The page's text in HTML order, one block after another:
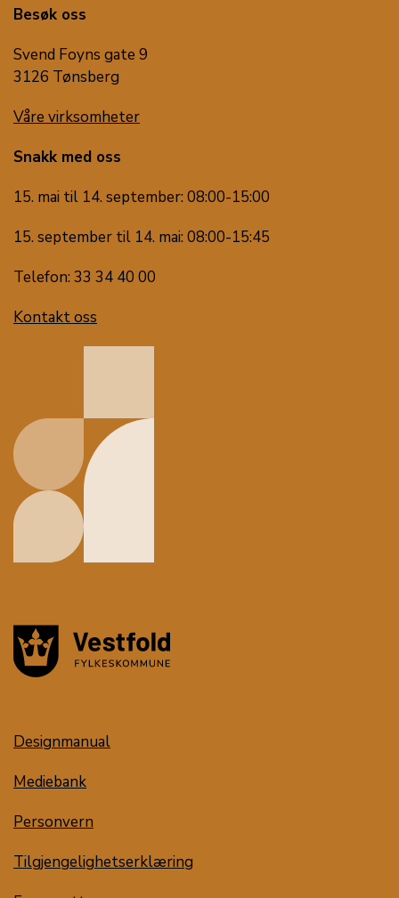
Besøk oss
Svend Foyns gate 9
3126 Tønsberg
Våre virksomheter
Snakk med oss
15. mai til 14. september: 08:00-15:00
15. september til 14. mai: 08:00-15:45
Telefon: 33 34 40 00
Kontakt oss
Designmanual
Mediebank
Personvern
Tilgjengelighetserklæring